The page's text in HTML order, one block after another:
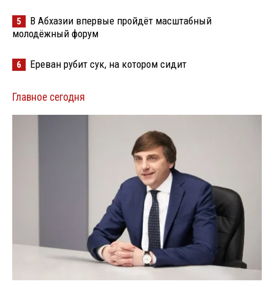
5
В Абхазии впервые пройдёт масштабный
молодёжный форум
6 Ереван рубит сук, на котором сидит
Главное сегодня